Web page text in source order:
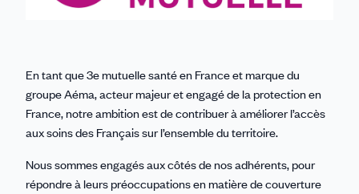
En tant que 3e mutuelle santé en France et marque du
groupe Aéma, acteur majeur et engagé de la protection en
France, notre ambition est de contribuer à améliorer l’accès
aux soins des Français sur l’ensemble du territoire.
Nous sommes engagés aux côtés de nos adhérents, pour
répondre à leurs préoccupations en matière de couverture